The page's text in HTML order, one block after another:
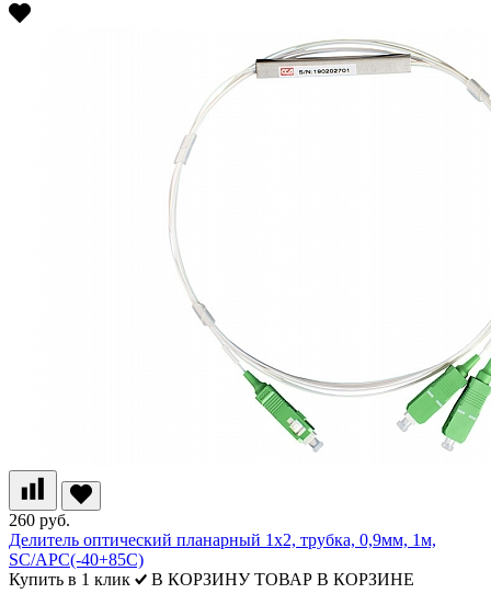
260 руб.
Делитель оптический планарный 1x2, трубка, 0,9мм, 1м,
SC/APC(-40+85С)
Купить в 1 клик
В КОРЗИНУ ТОВАР В КОРЗИНЕ